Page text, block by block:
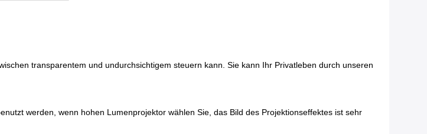
transparentem und undurchsichtigem steuern kann. Sie kann Ihr Privatleben durch unseren
werden, wenn hohen Lumenprojektor wählen Sie, das Bild des Projektionseffektes ist sehr